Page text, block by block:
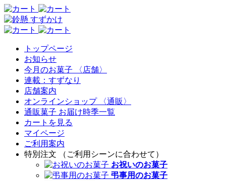
トップページ
お知らせ
今月のお菓子 〈店舗〉
連載：すずなり
店舗案内
オンラインショップ 〈通販〉
通販菓子 お届け時季一覧
カートを見る
マイページ
ご利用案内
特別注文 （ご利用シーンに合わせて）
お祝いのお菓子
弔事用のお菓子